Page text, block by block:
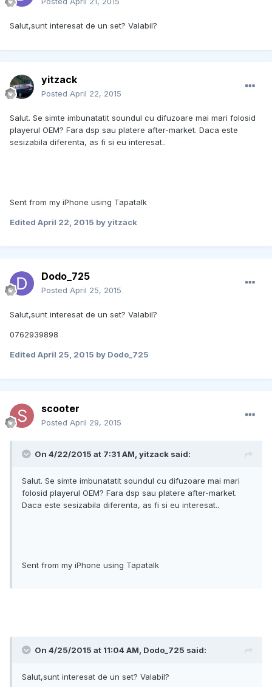
Salut,sunt interesat de un set? Valabil?
yitzack
Posted April 22, 2015
Salut. Se simte imbunatatit soundul cu difuzoare mai mari folosid
playerul OEM? Fara dsp sau platere after-market. Daca este
sesizabila diferenta, as fi si eu interesat..
Sent from my iPhone using Tapatalk
Edited April 22, 2015 by yitzack
Dodo_725
Posted April 25, 2015
Salut,sunt interesat de un set? Valabil?
0762939898
Edited April 25, 2015 by Dodo_725
scooter
Posted April 29, 2015
On 4/22/2015 at 7:31 AM, yitzack said:
Salut. Se simte imbunatatit soundul cu difuzoare mai mari
folosid playerul OEM? Fara dsp sau platere after-market.
Daca este sesizabila diferenta, as fi si eu interesat..
Sent from my iPhone using Tapatalk
On 4/25/2015 at 11:04 AM, Dodo_725 said:
Salut,sunt interesat de un set? Valabil?